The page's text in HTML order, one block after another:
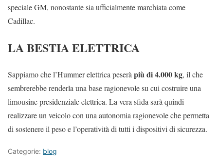
speciale GM, nonostante sia ufficialmente marchiata come
Cadillac.
LA BESTIA ELETTRICA
Sappiamo che l’Hummer elettrica peseràpiù di 4.000 kg, il che
sembrerebbe renderla una base ragionevole su cui costruire una
limousine presidenziale elettrica. La vera sfida sarà quindi
realizzare un veicolo con una autonomia ragionevole che permetta
di sostenere il peso e l’operatività di tutti i dispositivi di sicurezza.
Categorie: blog